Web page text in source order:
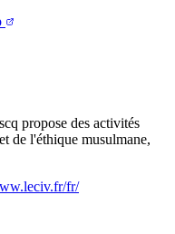
propose des activités
de l'éthique musulmane,
fr/